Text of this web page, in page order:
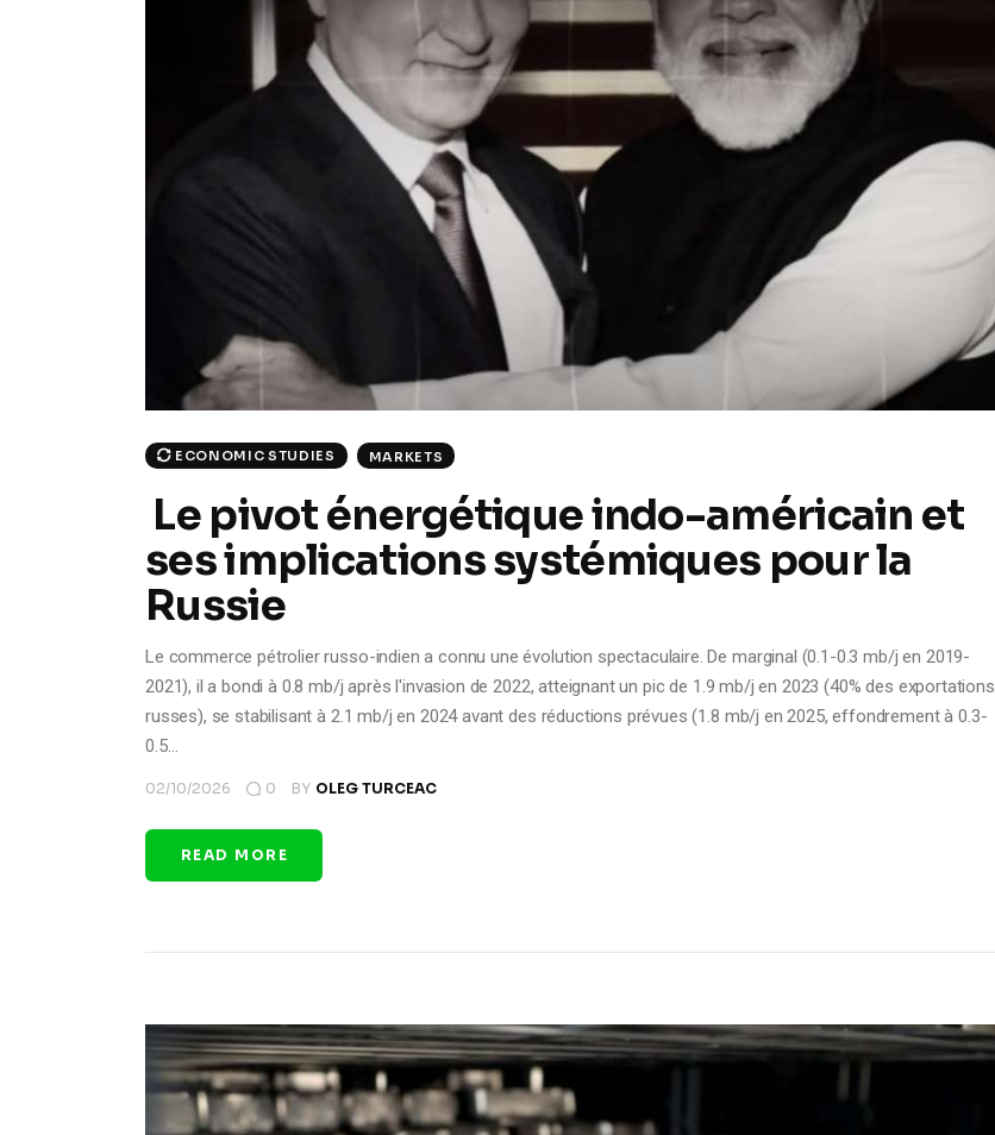
ECONOMIC STUDIES MARKETS
Le pivot énergétique indo-américain et
ses implications systémiques pour la
Russie
Le commerce pétrolier russo-indien a connu une évolution spectaculaire. De marginal (0.1-0.3 mb/j en 2019-
2021), il a bondi à 0.8 mb/j après l'invasion de 2022, atteignant un pic de 1.9 mb/j en 2023 (40% des exportations
russes), se stabilisant à 2.1 mb/j en 2024 avant des réductions prévues (1.8 mb/j en 2025, effondrement à 0.3-
0.5…
02/10/2026 0 BY OLEG TURCEAC
READ MORE